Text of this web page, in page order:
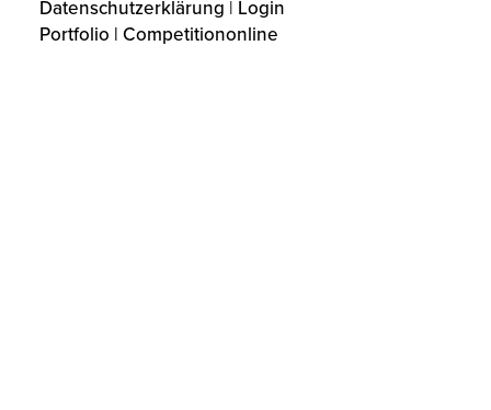
Datenschutzerklärung | Login
Portfolio | Competitiononline